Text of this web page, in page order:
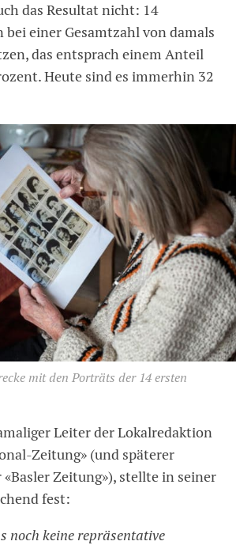
das Resultat nicht: 14
bei einer Gesamtzahl von damals
das entsprach einem Anteil
Heute sind es immerhin 32
mit den Porträts der 14 ersten
Leiter der Lokalredaktion
Zeitung» (und späterer
Zeitung»), stellte in seiner
fest:
noch keine repräsentative